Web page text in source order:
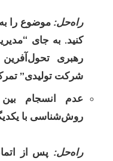
راه‌حل: موضوع را
کنید. به جای
رهبری
شرکت تولیدی”
عدم انسجام
روش‌شناسی با
راه‌حل: پس از